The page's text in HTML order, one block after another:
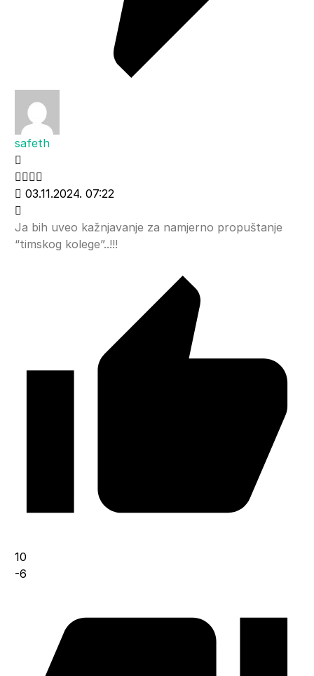
safeth
03.11.2024. 07:22
Ja bih uveo kažnjavanje za namjerno propuštanje
“timskog kolege”..!!!
10
-6